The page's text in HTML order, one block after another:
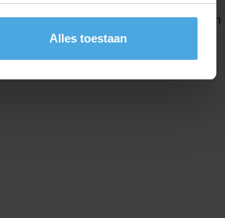
Alles toestaan
hierbij aan Type A en B.